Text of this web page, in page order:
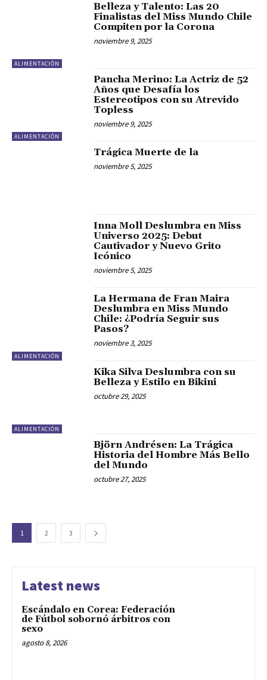
ALIMENTACIÓN
Belleza y Talento: Las 20
Finalistas del Miss Mundo Chile
Compiten por la Corona
noviembre 9, 2025
ALIMENTACIÓN
Pancha Merino: La Actriz de 52
Años que Desafía los
Estereotipos con su Atrevido
Topless
noviembre 9, 2025
Trágica Muerte de la
noviembre 5, 2025
Inna Moll Deslumbra en Miss
Universo 2025: Debut
Cautivador y Nuevo Grito
Icónico
noviembre 5, 2025
ALIMENTACIÓN
La Hermana de Fran Maira
Deslumbra en Miss Mundo
Chile: ¿Podría Seguir sus
Pasos?
noviembre 3, 2025
ALIMENTACIÓN
Kika Silva Deslumbra con su
Belleza y Estilo en Bikini
octubre 29, 2025
Björn Andrésen: La Trágica
Historia del Hombre Más Bello
del Mundo
octubre 27, 2025
1 2 3
Latest news
Escándalo en Corea: Federación
de Fútbol sobornó árbitros con
sexo
agosto 8, 2026